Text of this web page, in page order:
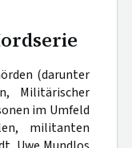
(darunter
Militärischer
im Umfeld
militanten